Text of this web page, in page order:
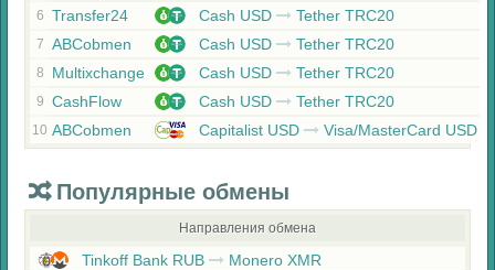
6 Transfer24 Cash USD Tether TRC20
7 ABCobmen Cash USD Tether TRC20
8 Multixchange Cash USD Tether TRC20
9 CashFlow Cash USD Tether TRC20
10 ABCobmen Capitalist USD Visa/MasterCard USD
Популярные обмены
Направления обмена
Tinkoff Bank RUB
Monero XMR